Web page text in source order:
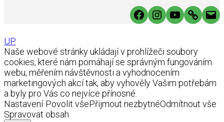
Facebook
Instagram
YouTube
Link
UP
Naše webové stránky ukládají v prohlížeči soubory
cookies, které nám pomáhají se správným fungováním
webu, měřením návštěvnosti a vyhodnocením
marketingových akcí tak, aby vyhověly Vašim potřebám
a byly pro Vás co nejvíce přínosné.
Nastavení Povolit všePřijmout nezbytnéOdmítnout vše
Spravovat obsah